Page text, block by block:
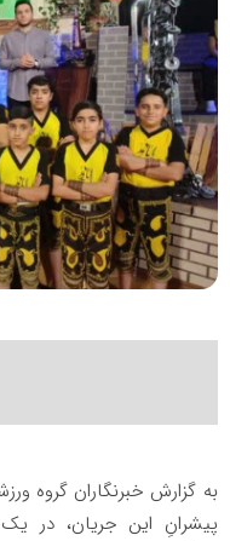
به گزارش خبرنگاران گروه
پیشرانِ این جریان، در